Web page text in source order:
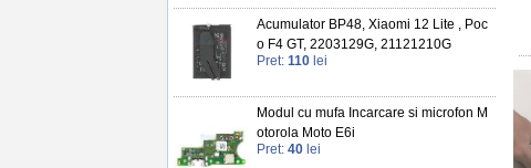
Acumulator BP48, Xiaomi 12 Lite , Poc
o F4 GT, 2203129G, 21121210G
Pret: 110 lei
Modul cu mufa Incarcare si microfon M
otorola Moto E6i
Pret: 40 lei